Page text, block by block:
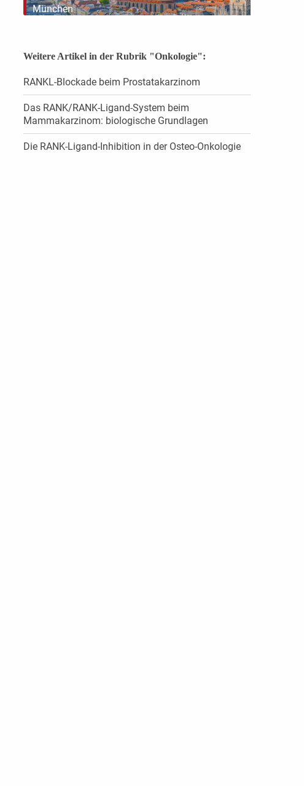
München
Weitere Artikel in der Rubrik "Onkologie":
RANKL-Blockade beim Prostatakarzinom
Das RANK/RANK-Ligand-System beim
Mammakarzinom: biologische Grundlagen
Die RANK-Ligand-Inhibition in der Osteo-Onkologie